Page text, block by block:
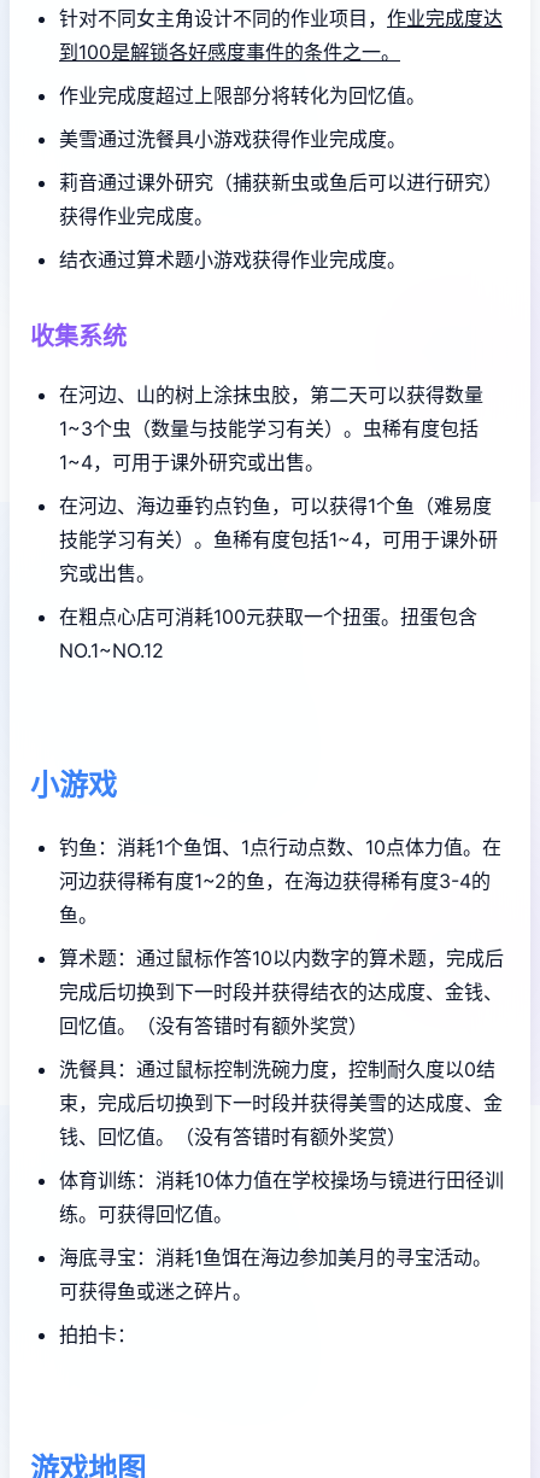
针对不同女主角设计不同的作业项目， 作业完成度达
到100是解锁各好感度事件的条件之一。
作业完成度超过上限部分将转化为回忆值。
美雪通过洗餐具小游戏获得作业完成度。
莉音通过课外研究（捕获新虫或鱼后可以进行研究）
获得作业完成度。
结衣通过算术题小游戏获得作业完成度。
收集系统
在河边、山的树上涂抹虫胶，第二天可以获得数量
1~3个虫（数量与技能学习有关）。虫稀有度包括
1~4，可用于课外研究或出售。
在河边、海边垂钓点钓鱼，可以获得1个鱼（难易度
技能学习有关）。鱼稀有度包括1~4，可用于课外研
究或出售。
在粗点心店可消耗100元获取一个扭蛋。扭蛋包含
NO.1~NO.12
小游戏
钓鱼：消耗1个鱼饵、1点行动点数、10点体力值。在
河边获得稀有度1~2的鱼，在海边获得稀有度3-4的
鱼。
算术题：通过鼠标作答10以内数字的算术题，完成后
完成后切换到下一时段并获得结衣的达成度、金钱、
回忆值。（没有答错时有额外奖赏）
洗餐具：通过鼠标控制洗碗力度，控制耐久度以0结
束，完成后切换到下一时段并获得美雪的达成度、金
钱、回忆值。（没有答错时有额外奖赏）
体育训练：消耗10体力值在学校操场与镜进行田径训
练。可获得回忆值。
海底寻宝：消耗1鱼饵在海边参加美月的寻宝活动。
可获得鱼或迷之碎片。
拍拍卡：
游戏地图